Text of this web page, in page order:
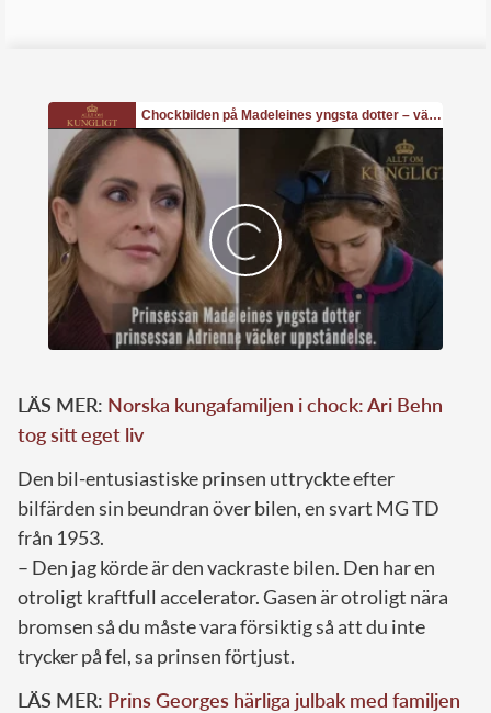
LÄS MER: Norska kungafamiljen i chock: Ari Behn
tog sitt eget liv
Den bil-entusiastiske prinsen uttryckte efter
bilfärden sin beundran över bilen, en svart MG TD
från 1953.
– Den jag körde är den vackraste bilen. Den har en
otroligt kraftfull accelerator. Gasen är otroligt nära
bromsen så du måste vara försiktig så att du inte
trycker på fel, sa prinsen förtjust.
LÄS MER: Prins Georges härliga julbak med familjen